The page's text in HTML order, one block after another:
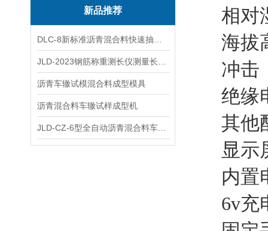
新品推荐
沥青车辙试模混合料成型模具
沥青混合料车辙试样成型机
相对
海拔
冲击
绝缘
其他
显示
内置
6v充